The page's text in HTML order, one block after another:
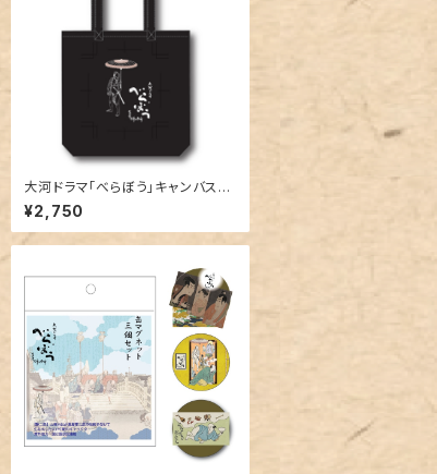
大河ドラマ「べらぼう」キャンバスト
ート黒
¥2,750